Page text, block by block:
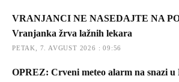
VRANJANCI NE NASEDAJTE NA
Vranjanka žrva lažnih lekara
PETAK, 7. AVGUST 2026 : 09:56
OPREZ: Crveni meteo alarm na snazi